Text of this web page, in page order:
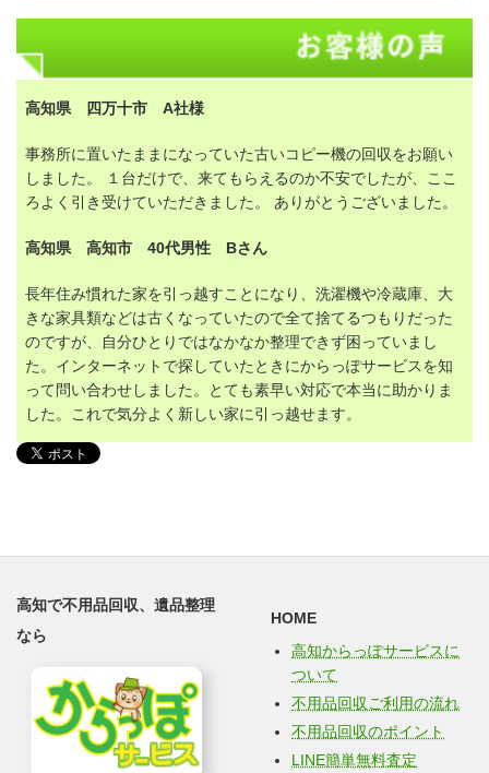
高知県 四万十市 A社様
事務所に置いたままになっていた古いコピー機の回収をお願い
しました。 １台だけで、来てもらえるのか不安でしたが、ここ
ろよく引き受けていただきました。 ありがとうございました。
高知県 高知市 40代男性 Bさん
長年住み慣れた家を引っ越すことになり、洗濯機や冷蔵庫、大
きな家具類などは古くなっていたので全て捨てるつもりだった
のですが、自分ひとりではなかなか整理できず困っていまし
た。インターネットで探していたときにからっぽサービスを知
って問い合わせしました。とても素早い対応で本当に助かりま
した。これで気分よく新しい家に引っ越せます。
高知で不用品回収、遺品整理
なら
HOME
高知からっぽサービスに
ついて
不用品回収ご利用の流れ
不用品回収のポイント
LINE簡単無料査定